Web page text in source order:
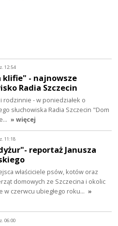
12:54
klifie" - najnowsze
Radia Szczecin
rodzinnie - w poniedziałek o
słuchowiska Radia Szczecin "Dom
» więcej
11:18
reportaż Janusza
właściciele psów, kotów oraz
domowych ze Szczecina i okolic
w czerwcu ubiegłego roku… »
06:00